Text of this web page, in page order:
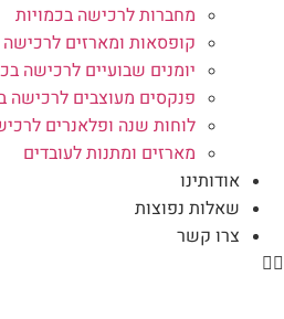
מחברות לרכישה בכמויות
קופסאות ומארזים לרכישה
יומנים שבועיים לרכישה
פנקסים מעוצבים לרכישה
לוחות שנה ופלאנרים
מארזים ומתנות לעובדים
אודותינו
שאלות נפוצות
צרו קשר